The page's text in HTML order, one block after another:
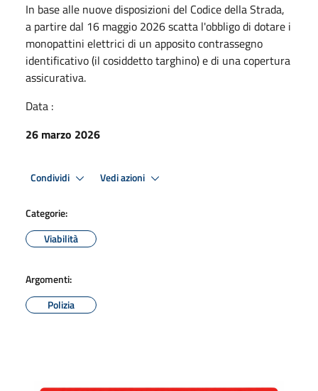
In base alle nuove disposizioni del Codice della Strada,
a partire dal 16 maggio 2026 scatta l'obbligo di dotare i
monopattini elettrici di un apposito contrassegno
identificativo (il cosiddetto targhino) e di una copertura
assicurativa.
Data :
26 marzo 2026
Condividi Vedi azioni
Categorie:
Viabilità
Argomenti:
Polizia